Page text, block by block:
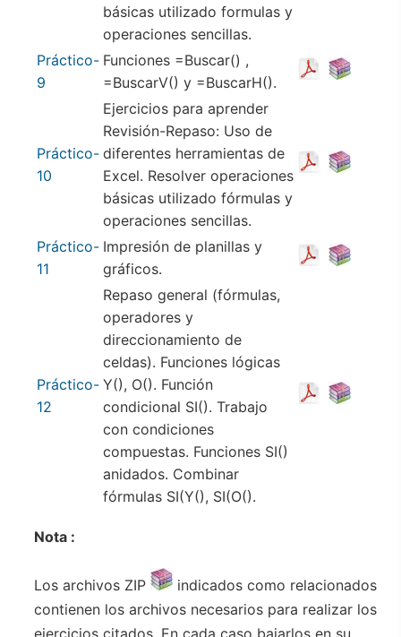
básicas utilizado formulas y
operaciones sencillas.
Práctico-
9
Funciones =Buscar() ,
=BuscarV() y =BuscarH().
Práctico-
10
Ejercicios para aprender
Revisión-Repaso: Uso de
diferentes herramientas de
Excel. Resolver operaciones
básicas utilizado fórmulas y
operaciones sencillas.
Práctico-
11
Impresión de planillas y
gráficos.
Práctico-
12
Repaso general (fórmulas,
operadores y
direccionamiento de
celdas). Funciones lógicas
Y(), O(). Función
condicional SI(). Trabajo
con condiciones
compuestas. Funciones SI()
anidados. Combinar
fórmulas SI(Y(), SI(O().
Nota :
Los archivos ZIP
indicados como relacionados
contienen los archivos necesarios para realizar los
ejercicios citados. En cada caso bajarlos en su